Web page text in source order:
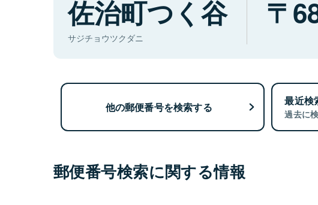
佐治町つく谷
サジチョウツクダニ
他の郵便番号を検索する 最近検
過去に
郵便番号検索に関する情報